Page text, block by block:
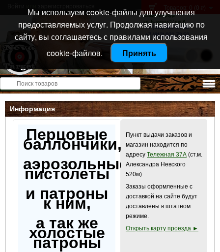
Санкт-Петербург
ул. Тележная 37 лит А
+7 (911) 021-04-08
+7 (812) 921-73-50
Товаров: 0 (0 p )
Открыть меню
Информация
Перцовые
баллончики,
аэрозольные
пистолеты
и патроны
к ним,
а так же
холостые
патроны
Пункт выдачи заказов и
магазин находится по
адресу Тележная 37А (ст.м.
Александра Невского
520м)
Заказы оформленные с
доставкой на сайте будут
доставлены в штатном
режиме.
Открыть карту проезда ►
Мы используем cookie-файлы для улучшения
предоставляемых услуг. Продолжая навигацию по
сайту, вы соглашаетесь с правилами использования
cookie-файлов.
Принять